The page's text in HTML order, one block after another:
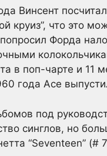
Винсент
круиз”, что это
Форда
в поп-чарте и 11
года Ace
под
синглов, но
“Seventeen”